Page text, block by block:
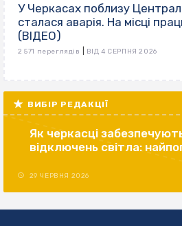
У Черкасах поблизу
сталася аварія. На місці
(ВІДЕО)
2 571 переглядів ВІД 4 СЕРПНЯ 2026
ВИБІР РЕДАКЦІЇ
Як черкасці
відключень світла:
29 ЧЕРВНЯ 2026